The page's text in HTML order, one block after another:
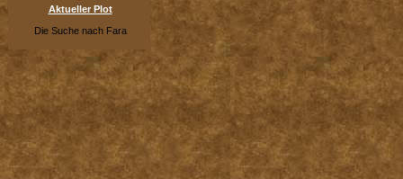
Aktueller Plot
Die Suche nach Fara